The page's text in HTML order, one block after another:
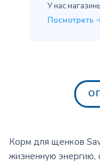
У нас
Посмотреть
Корм для щенков
жизненную энергию,